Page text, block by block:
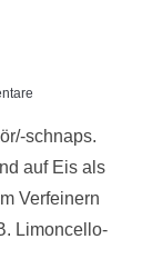
schnaps.
auf Eis als
Verfeinern
Limoncello-